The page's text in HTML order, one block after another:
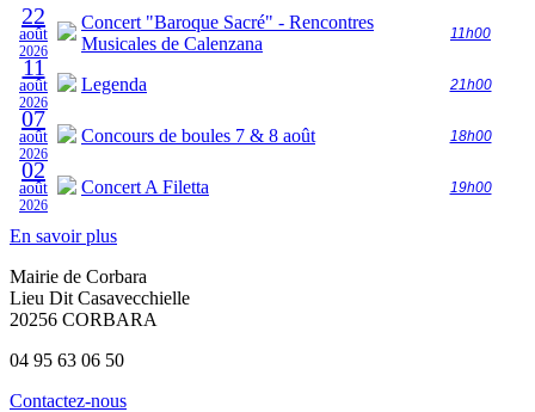
22
août
2026
Concert "Baroque Sacré" - Rencontres
Musicales de Calenzana
11h00
11
août
2026
Legenda 21h00
07
août
2026
Concours de boules 7 & 8 août 18h00
02
août
2026
Concert A Filetta 19h00
En savoir plus
Mairie de Corbara
Lieu Dit Casavecchielle
20256 CORBARA
04 95 63 06 50
Contactez-nous